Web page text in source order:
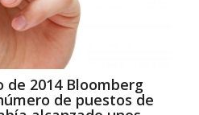
de 2014 Bloomberg
de puestos de